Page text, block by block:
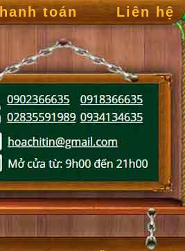
toán Liên hệ